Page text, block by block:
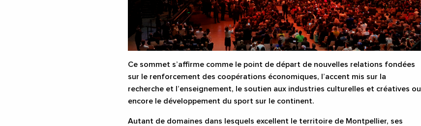
Ce sommet s’affirme comme le point de départ de nouvelles relations fondées
sur le renforcement des coopérations économiques, l’accent mis sur la
recherche et l’enseignement, le soutien aux industries culturelles et créatives ou
encore le développement du sport sur le continent.
Autant de domaines dans lesquels excellent le territoire de Montpellier, ses